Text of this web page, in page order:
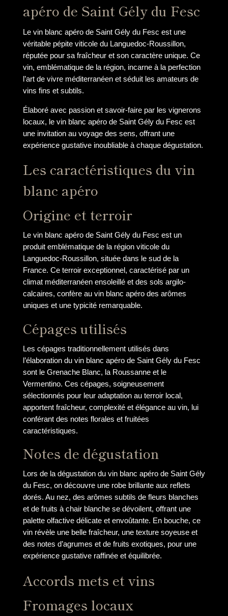
apéro de Saint Gély du Fesc
Le vin blanc apéro de Saint Gély du Fesc est une
véritable pépite viticole du Languedoc-Roussillon,
réputée pour sa fraîcheur et son caractère unique. Ce
vin, emblématique de la région, incarne à la perfection
l’art de vivre méditerranéen et séduit les amateurs de
vins fins et subtils.
Élaboré avec passion et savoir-faire par les vignerons
locaux, le vin blanc apéro de Saint Gély du Fesc est
une invitation au voyage des sens, offrant une
expérience gustative inoubliable à chaque dégustation.
Les caractéristiques du vin
blanc apéro
Origine et terroir
Le vin blanc apéro de Saint Gély du Fesc est un
produit emblématique de la région viticole du
Languedoc-Roussillon, située dans le sud de la
France. Ce terroir exceptionnel, caractérisé par un
climat méditerranéen ensoleillé et des sols argilo-
calcaires, confère au vin blanc apéro des arômes
uniques et une typicité remarquable.
Cépages utilisés
Les cépages traditionnellement utilisés dans
l’élaboration du vin blanc apéro de Saint Gély du Fesc
sont le Grenache Blanc, la Roussanne et le
Vermentino. Ces cépages, soigneusement
sélectionnés pour leur adaptation au terroir local,
apportent fraîcheur, complexité et élégance au vin, lui
conférant des notes florales et fruitées
caractéristiques.
Notes de dégustation
Lors de la dégustation du vin blanc apéro de Saint Gély
du Fesc, on découvre une robe brillante aux reflets
dorés. Au nez, des arômes subtils de fleurs blanches
et de fruits à chair blanche se dévoilent, offrant une
palette olfactive délicate et envoûtante. En bouche, ce
vin révèle une belle fraîcheur, une texture soyeuse et
des notes d’agrumes et de fruits exotiques, pour une
expérience gustative raffinée et équilibrée.
Accords mets et vins
Fromages locaux